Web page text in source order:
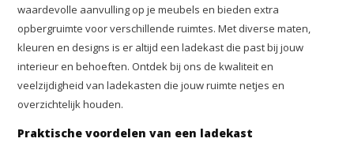
waardevolle aanvulling op je meubels en bieden extra
opbergruimte voor verschillende ruimtes. Met diverse maten,
kleuren en designs is er altijd een ladekast die past bij jouw
interieur en behoeften. Ontdek bij ons de kwaliteit en
veelzijdigheid van ladekasten die jouw ruimte netjes en
overzichtelijk houden.
Praktische voordelen van een ladekast